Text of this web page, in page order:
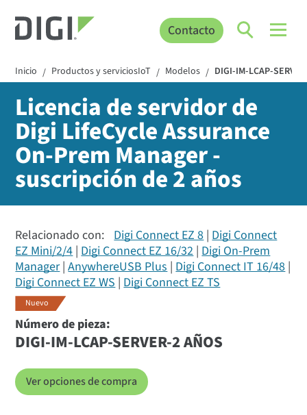
Contacto
Inicio / Productos y serviciosIoT / Modelos / DIGI-IM-LCAP-
Licencia de servidor de
Digi LifeCycle Assurance
On-Prem Manager -
suscripción de 2 años
Relacionado con: Digi Connect EZ 8 Digi Connect
EZ Mini/2/4 Digi Connect EZ 16/32 Digi On-Prem
Manager AnywhereUSB Plus Digi Connect IT 16/48
Digi Connect EZ WS Digi Connect EZ TS
Nuevo
Número de pieza:
DIGI-IM-LCAP-SERVER-2 AÑOS
Ver opciones de compra